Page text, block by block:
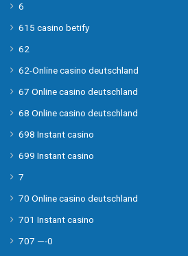
6
615 casino betify
62
62-Online casino deutschland
67 Online casino deutschland
68 Online casino deutschland
698 Instant casino
699 Instant casino
7
70 Online casino deutschland
701 Instant casino
707 —-0